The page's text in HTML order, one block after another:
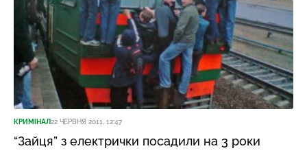
КРИМІНАЛ22 ЧЕРВНЯ 2011, 12:47
“Зайця” з електрички посадили на 3 роки